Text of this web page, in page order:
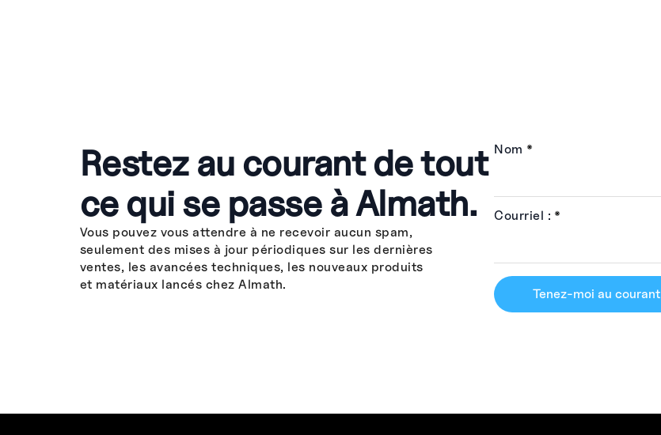
Restez au courant de tout
ce qui se passe à Almath.
Vous pouvez vous attendre à ne recevoir aucun spam,
seulement des mises à jour périodiques sur les dernières
ventes, les avancées techniques, les nouveaux produits
et matériaux lancés chez Almath.
Nom *
Courriel : *
Tenez-moi au courant